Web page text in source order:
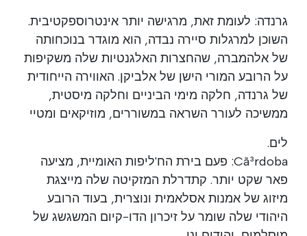
גרנדה: לעומת זאת, מרגישה יותר אינטרוספקטיבית.
השוכן למרגלות סיירה נבדה, הוא מוגדר בנוכחותה
של אלהמברה, שהחצרות האלגנטיות שלה משקיפות
על הרובע המורי הישן של אלביקן. האווירה הייחודית
של גרנדה, חלקה מימי הביניים וחלקה מיסטית,
ממשיכה לעורר השראה במשוררים, מוזיקאים ומטיי
לים.
Cã³rdoba: פעם בירת הח'ליפות האומיית, מציעה
פאר שקט יותר. קתדרלת המזקיטה שלה מייצגת
מיזוג של אמנות אסלאמית ונוצרית, בעוד הרובע
היהודי שלה שומר על זיכרון הדו-קיום המשגשג של